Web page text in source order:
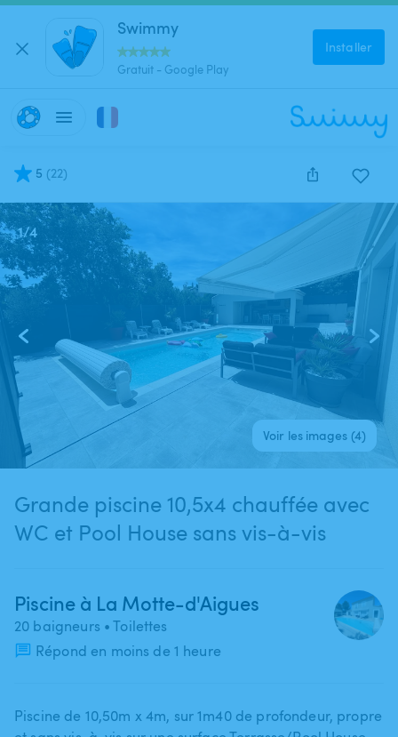
Swimmy
Gratuit - Google Play
Installer
5 (22)
1/4
Voir les images (4)
Grande piscine 10,5x4 chauffée avec
WC et Pool House sans vis-à-vis
Piscine à La Motte-d'Aigues
20 baigneurs • Toilettes
Répond en moins de 1 heure
Piscine de 10​,​50m x 4m​,​ sur 1m40 de profondeur​,​ propre